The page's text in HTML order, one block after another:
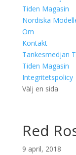
Tiden Magasin
Nordiska
Om
Kontakt
Tankesmedjan
Tiden Magasin
Integritetspolicy
Välj en sida
Red
9 april, 2018